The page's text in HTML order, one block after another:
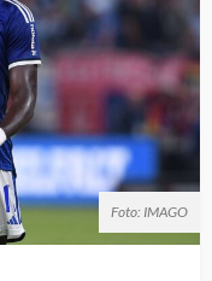
Foto: IMAGO